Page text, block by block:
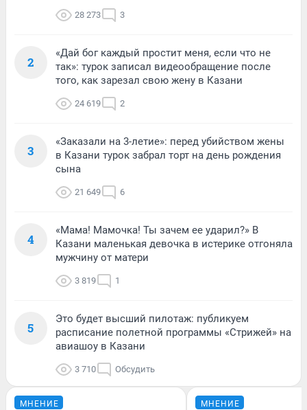
28 273 3
2
«Дай бог каждый простит меня, если что не
так»: турок записал видеообращение после
того, как зарезал свою жену в Казани
24 619 2
3
«Заказали на 3-летие»: перед убийством жены
в Казани турок забрал торт на день рождения
сына
21 649 6
4
«Мама! Мамочка! Ты зачем ее ударил?» В
Казани маленькая девочка в истерике отгоняла
мужчину от матери
3 819 1
5
Это будет высший пилотаж: публикуем
расписание полетной программы «Стрижей» на
авиашоу в Казани
3 710 Обсудить
МНЕНИЕ МНЕНИЕ